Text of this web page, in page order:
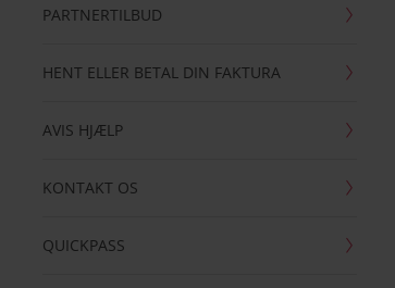
PARTNERTILBUD
HENT ELLER BETAL DIN FAKTURA
AVIS HJÆLP
KONTAKT OS
QUICKPASS